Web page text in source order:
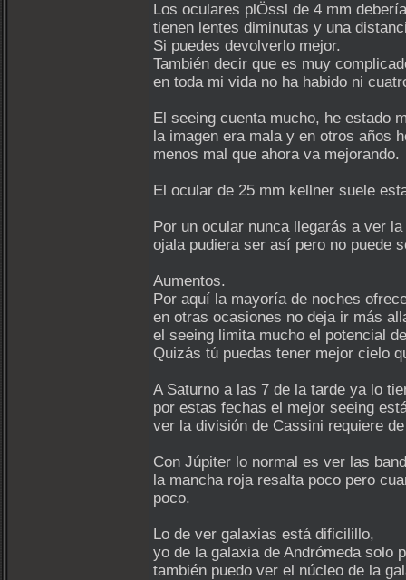
Los oculares plÖssl de 4 mm
tienen lentes diminutas y una
Si puedes devolverlo mejor.
También decir que es muy
en toda mi vida no ha habido ni
El seeing cuenta mucho, he estado
la imagen era mala y en otros años
menos mal que ahora va mejorando.
El ocular de 25 mm kellner suele
Por un ocular nunca llegarás a ver
ojala pudiera ser así pero no puede
Aumentos.
Por aquí la mayoría de noches
en otras ocasiones no deja ir más
el seeing limita mucho el potencial
Quizás tú puedas tener mejor cielo
A Saturno a las 7 de la tarde ya lo
por estas fechas el mejor seeing
ver la división de Cassini requiere
Con Júpiter lo normal es ver las
la mancha roja resalta poco pero
poco.
Lo de ver galaxias está dificilillo,
yo de la galaxia de Andrómeda solo
también puedo ver el núcleo de la